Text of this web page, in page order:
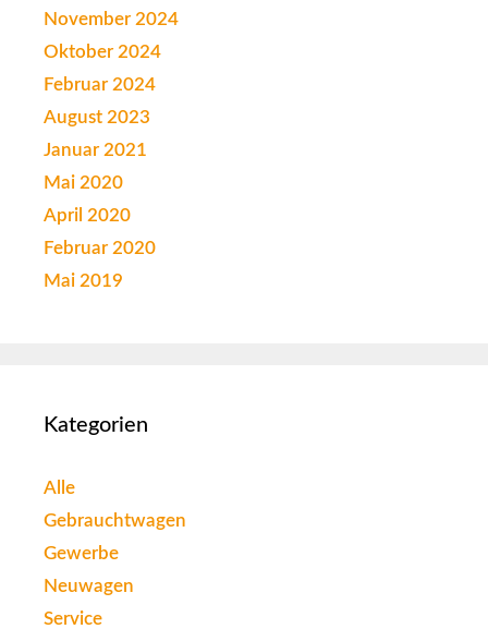
November 2024
Oktober 2024
Februar 2024
August 2023
Januar 2021
Mai 2020
April 2020
Februar 2020
Mai 2019
Kategorien
Alle
Gebrauchtwagen
Gewerbe
Neuwagen
Service